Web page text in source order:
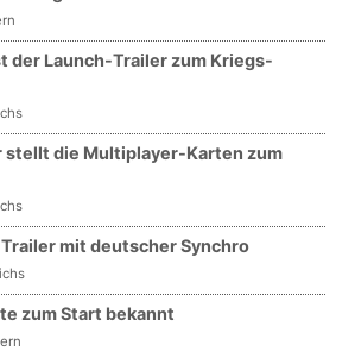
der Launch-Trailer zum Kriegs-
stellt die Multiplayer-Karten zum
mit deutscher Synchro
zum Start bekannt